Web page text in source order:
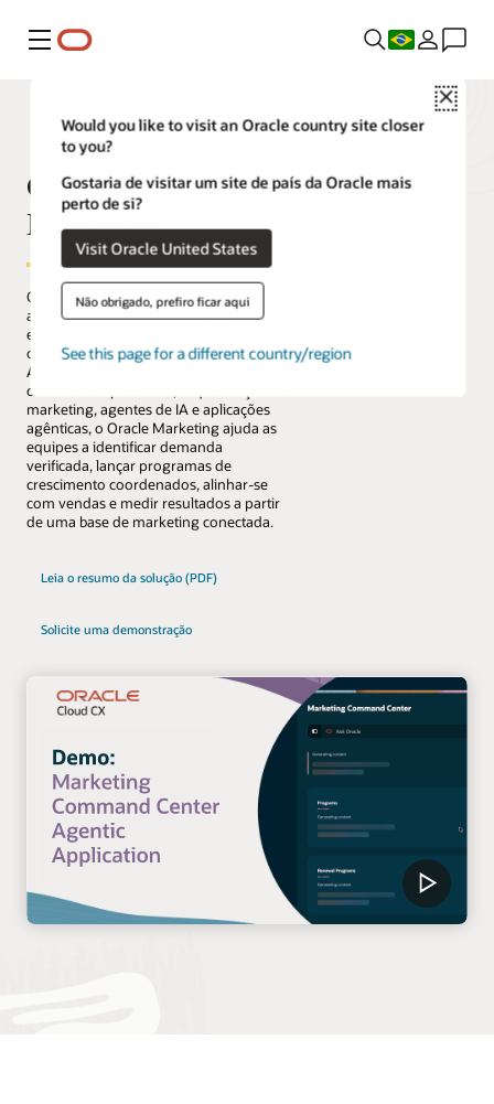
Menu
Close
Would you like to visit an Oracle country site closer
to you?
Gostaria de visitar um site de país da Oracle mais
perto de si?
Visit Oracle United States
Não obrigado, prefiro ficar aqui
See this page for a different country/region
Oracle Fusion Cloud
Marketing
O Oracle Fusion Cloud Marketing ajuda
as organizações a passarem da
execução de campanhas para a
orquestração agêntica do crescimento.
Ao combinar dados unificados de
clientes e empresariais, orquestração de
marketing, agentes de IA e aplicações
agênticas, o Oracle Marketing ajuda as
equipes a identificar demanda
verificada, lançar programas de
crescimento coordenados, alinhar-se
com vendas e medir resultados a partir
de uma base de marketing conectada.
Leia o resumo da solução (PDF)
Solicite uma demonstração